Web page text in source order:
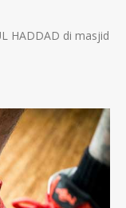
HADDAD di masjid